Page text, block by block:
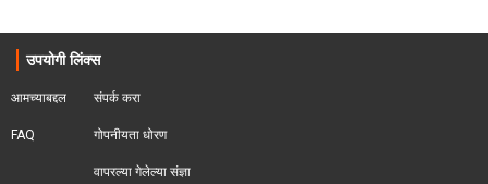
उपयोगी लिंक्स
आमच्याबद्दल
FAQ
संपर्क करा
गोपनीयता धोरण
वापरल्या गेलेल्या संज्ञा